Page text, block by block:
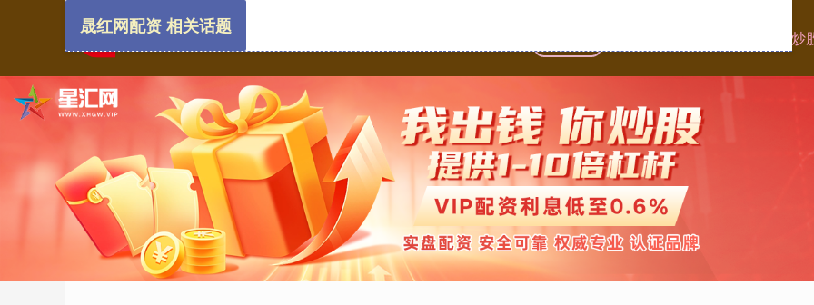
在线配资炒
晟红网配资 相关话题